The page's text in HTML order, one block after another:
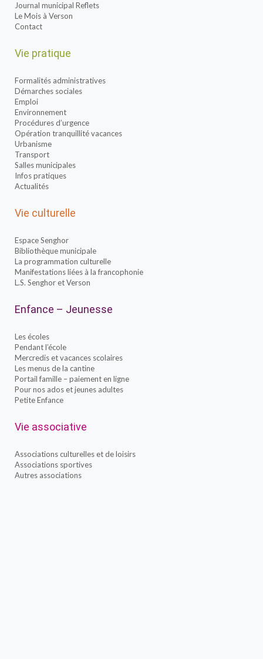
Journal municipal Reflets
Le Mois à Verson
Contact
Vie pratique
Formalités administratives
Démarches sociales
Emploi
Environnement
Procédures d’urgence
Opération tranquillité vacances
Urbanisme
Transport
Salles municipales
Infos pratiques
Actualités
Vie culturelle
Espace Senghor
Bibliothèque municipale
La programmation culturelle
Manifestations liées à la francophonie
L.S. Senghor et Verson
Enfance – Jeunesse
Les écoles
Pendant l’école
Mercredis et vacances scolaires
Les menus de la cantine
Portail famille – paiement en ligne
Pour nos ados et jeunes adultes
Petite Enfance
Vie associative
Associations culturelles et de loisirs
Associations sportives
Autres associations